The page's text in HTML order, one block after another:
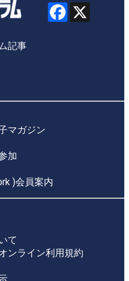
記事
マガジン
加
)会員案内
て
ンライン利用規約